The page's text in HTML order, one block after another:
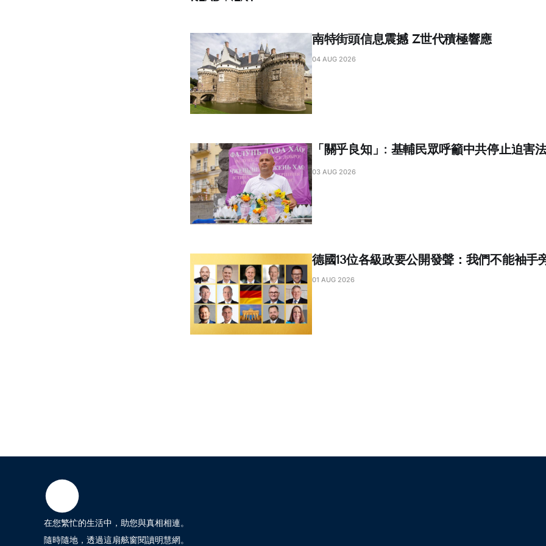
南特街頭信息震撼 Z世代積極響應
04 AUG 2026
「關乎良知」: 基輔民眾呼籲中共停止迫害
03 AUG 2026
德國13位各級政要公開發聲：我們不能袖手
01 AUG 2026
在您繁忙的生活中，助您與真相相連。
隨時隨地，透過這扇舷窗閱讀明慧網。